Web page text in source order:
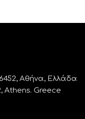
Αθήνα, Ελλάδα
Athens. Greece